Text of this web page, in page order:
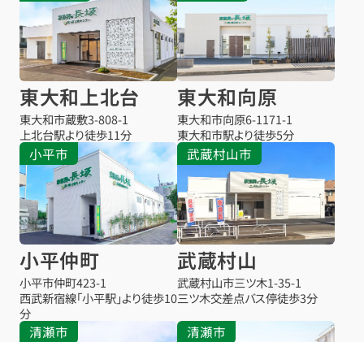
東大和上北台
東大和市蔵敷3-808-1
上北台駅より徒歩11分
東大和向原
東大和市向原6-1171-1
東大和市駅より徒歩5分
小平市
小平仲町
小平市仲町423-1
西武新宿線「小平駅」より徒歩10
分
武蔵村山市
武蔵村山
武蔵村山市三ツ木1-35-1
三ツ木交差点バス停徒歩3分
清瀬市 清瀬市